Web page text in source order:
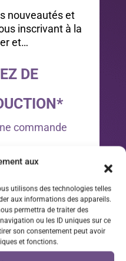
aux
utilisons des technologies telles
aux informations des appareils.
permettra de traiter des
ou les ID uniques sur ce
son consentement peut avoir
et fonctions.
nouveautés et
inscrivant à la
et…
DE
commande
de la date d’inscription
commande.